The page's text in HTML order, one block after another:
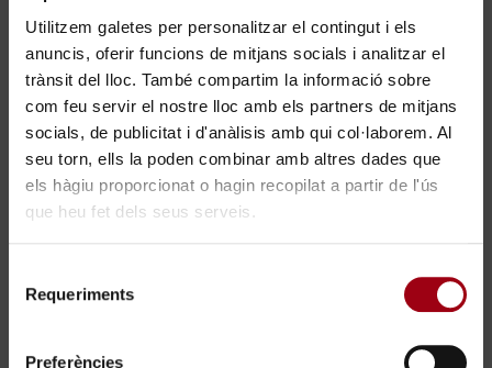
Utilitzem galetes per personalitzar el contingut i els
anuncis, oferir funcions de mitjans socials i analitzar el
trànsit del lloc. També compartim la informació sobre
com feu servir el nostre lloc amb els partners de mitjans
socials, de publicitat i d'anàlisis amb qui col·laborem. Al
seu torn, ells la poden combinar amb altres dades que
els hàgiu proporcionat o hagin recopilat a partir de l'ús
que heu fet dels seus serveis.
Requeriments
Preferències
menciones
Trabaja con nosotros